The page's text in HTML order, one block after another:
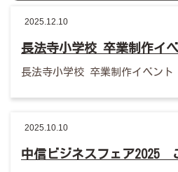
2025.12.10
長法寺小学校 卒業制作イ
長法寺小学校 卒業制作イベント
2025.10.10
中信ビジネスフェア2025